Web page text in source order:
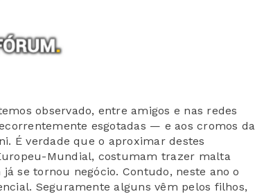
observado, entre amigos e nas redes
esgotadas — e aos cromos da
É verdade que o aproximar destes
Mundial, costumam trazer malta
se tornou negócio. Contudo, neste ano o
Seguramente alguns vêm pelos filhos,